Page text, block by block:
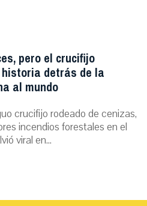
pero el crucifijo
detrás de la
al mundo
crucifijo rodeado de cenizas,
incendios forestales en el
viral en...